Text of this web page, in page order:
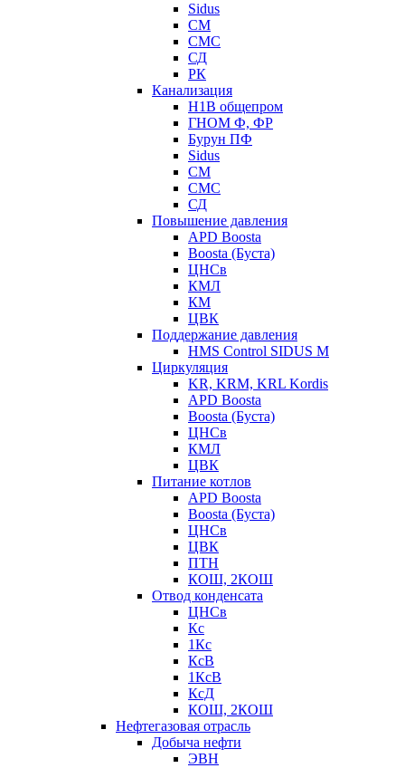
Sidus
СМ
СМС
СД
РК
Канализация
Н1В общепром
ГНОМ Ф, ФР
Бурун ПФ
Sidus
СМ
СМС
СД
Повышение давления
APD Boosta
Boosta (Буста)
ЦНСв
КМЛ
КМ
ЦВК
Поддержание давления
HMS Control SIDUS M
Циркуляция
KR, KRM, KRL Kordis
APD Boosta
Boosta (Буста)
ЦНСв
КМЛ
ЦВК
Питание котлов
APD Boosta
Boosta (Буста)
ЦНСв
ЦВК
ПТН
КОШ, 2КОШ
Отвод конденсата
ЦНСв
Кс
1Кс
КсВ
1КсВ
КсД
КОШ, 2КОШ
Нефтегазовая отрасль
Добыча нефти
ЭВН